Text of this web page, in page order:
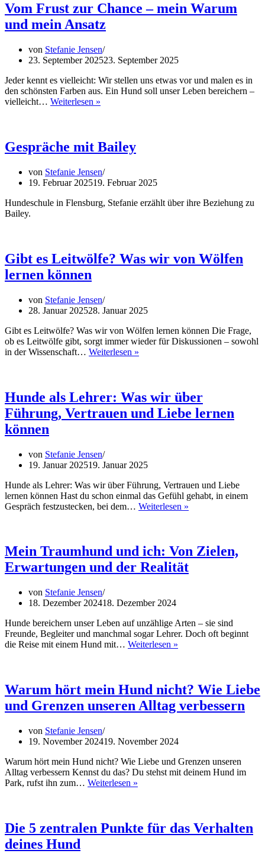
Vom Frust zur Chance – mein Warum
und mein Ansatz
von Stefanie Jensen
23. September 202523. September 2025
Jeder kennt es vielleicht: Wir stellen uns etwas vor und malen es in
den schönsten Farben aus. Ein Hund soll unser Leben bereichern –
vielleicht… Weiterlesen »
–
mein
und
mein
Gespräche mit Bailey
von Stefanie Jensen
19. Februar 202519. Februar 2025
Hundeschule in Flensburg, Stefanie erzählt über ihre Beziehung zu
Bailey.
Gibt es Leitwölfe? Was wir von Wölfen
lernen können
von Stefanie Jensen
28. Januar 202528. Januar 2025
Gibt es Leitwölfe? Was wir von Wölfen lernen können Die Frage,
ob es Leitwölfe gibt, sorgt immer wieder für Diskussionen – sowohl
in der Wissenschaft… Weiterlesen »
wir
von
Wölfen
Hunde als Lehrer: Was wir über
Führung, Vertrauen und Liebe lernen
können
von Stefanie Jensen
19. Januar 202519. Januar 2025
Hunde als Lehrer: Was wir über Führung, Vertrauen und Liebe
lernen können Hast du schon einmal das Gefühl gehabt, in einem
Gespräch festzustecken, bei dem… Weiterlesen »
wir
über
Führung,
können
Mein Traumhund und ich: Von Zielen,
Erwartungen und der Realität
von Stefanie Jensen
18. Dezember 202418. Dezember 2024
Hunde bereichern unser Leben auf unzählige Arten – sie sind
Freunde, Begleiter und manchmal sogar Lehrer. Doch oft beginnt
die Reise mit einem Hund mit… Weiterlesen »
Von
Zielen,
Erwartungen
Realität
Warum hört mein Hund nicht? Wie Liebe
und Grenzen unseren Alltag verbessern
von Stefanie Jensen
19. November 202419. November 2024
Warum hört mein Hund nicht? Wie Liebe und Grenzen unseren
Alltag verbessern Kennst du das? Du stehst mit deinem Hund im
Park, rufst ihn zum… Weiterlesen »
nicht?
Wie
Die 5 zentralen Punkte für das Verhalten
deines Hund